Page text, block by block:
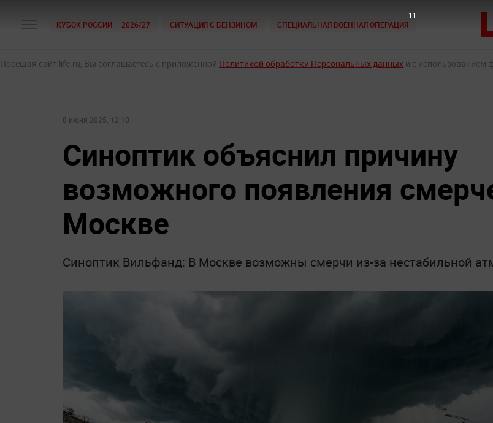
КУБОК РОССИИ — 2026/27 СИТУАЦИЯ С БЕНЗИНОМ СПЕЦИАЛЬНАЯ ВОЕННАЯ ОПЕРАЦИЯ
Посещая сайт life.ru, Вы соглашаетесь с приложенной Политикой обработки Персональных данных и с использованием
8 июня 2025, 12:10
Синоптик объяснил причину
возможного появления
Москве
Синоптик Вильфанд: В Москве возможны смерчи из-за нестабильной
9